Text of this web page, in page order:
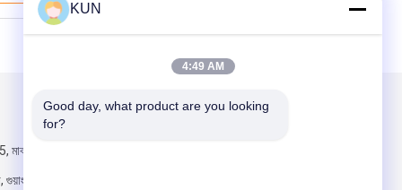
রেনমিন
চীন
আমাদের মেইল ​​করুন
KUN
4:49 AM
Good day, what product are you looking
for?